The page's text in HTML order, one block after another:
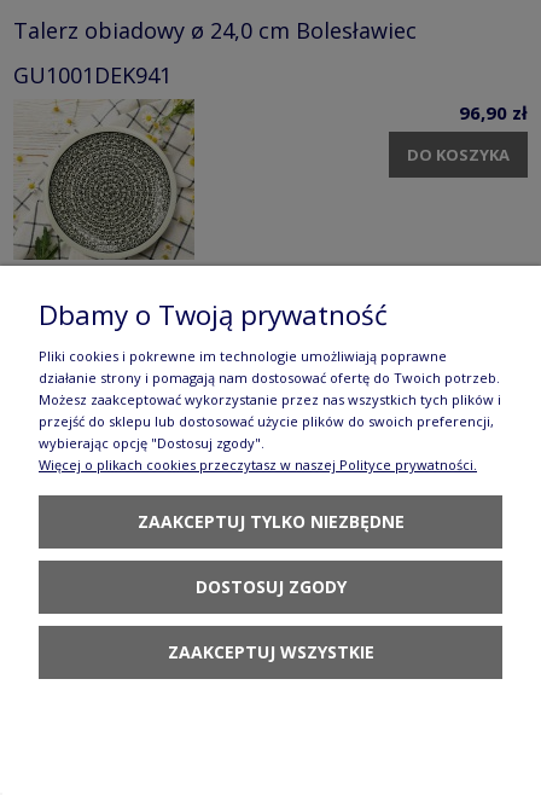
Talerz obiadowy ø 24,0 cm Bolesławiec
GU1001DEK941
96,90 zł
DO KOSZYKA
Talerz obiadowy ø 24,0 cm Bolesławiec
GU1001DEKDU60
155,90 zł
DO KOSZYKA
Talerz obiadowy duży ø 27,2 cm GU1014 DEK111
Dbamy o Twoją prywatność
Pliki cookies i pokrewne im technologie umożliwiają poprawne
działanie strony i pomagają nam dostosować ofertę do Twoich potrzeb.
Możesz zaakceptować wykorzystanie przez nas wszystkich tych plików i
przejść do sklepu lub dostosować użycie plików do swoich preferencji,
wybierając opcję "Dostosuj zgody".
Więcej o plikach cookies przeczytasz w naszej Polityce prywatności.
ZAAKCEPTUJ TYLKO NIEZBĘDNE
DOSTOSUJ ZGODY
ZAAKCEPTUJ WSZYSTKIE